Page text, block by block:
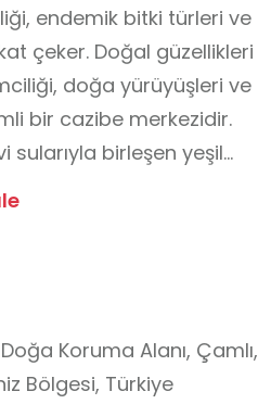
endemik bitki türleri ve
çeker. Doğal güzellikleri
doğa yürüyüşleri ve
bir cazibe merkezidir.
sularıyla birleşen yeşil
huzurlu bir
sahiptir. Çamburnu
etkileşimi ve çevre
gözlemlenmesine
Koruma Alanı, Çamlı,
Bölgesi, Türkiye